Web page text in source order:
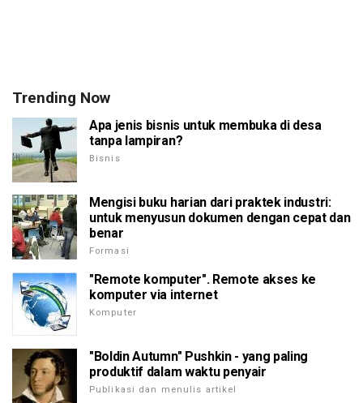
Trending Now
Apa jenis bisnis untuk membuka di desa
tanpa lampiran?
Bisnis
Mengisi buku harian dari praktek industri:
untuk menyusun dokumen dengan cepat dan
benar
Formasi
"Remote komputer". Remote akses ke
komputer via internet
Komputer
"Boldin Autumn" Pushkin - yang paling
produktif dalam waktu penyair
Publikasi dan menulis artikel